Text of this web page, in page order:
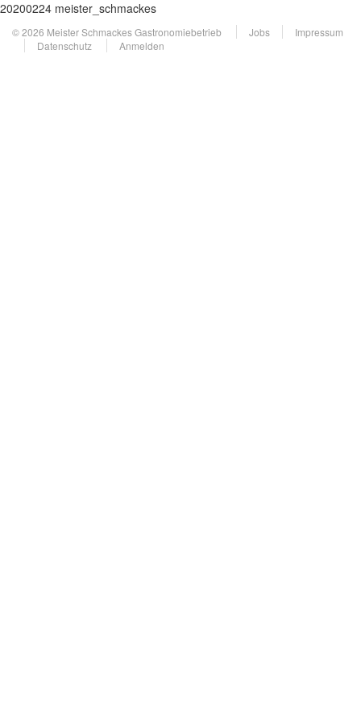
20200224 meister_schmackes
© 2026 Meister Schmackes Gastronomiebetrieb Jobs
Impressum
Datenschutz
Anmelden